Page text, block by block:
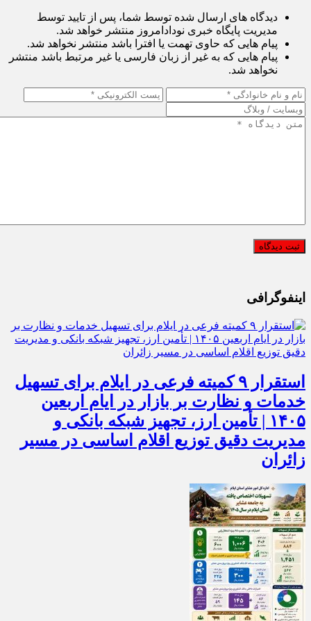
دیدگاه های ارسال شده توسط شما، پس از تایید توسط
مدیریت پایگاه خبری نودادامروز منتشر خواهد شد.
پیام هایی که حاوی تهمت یا افترا باشد منتشر نخواهد شد.
پیام هایی که به غیر از زبان فارسی یا غیر مرتبط باشد منتشر
نخواهد شد.
اینفوگرافی
استقرار ۹ کمیته فرعی در ایلام برای تسهیل
خدمات و نظارت بر بازار در ایام اربعین
۱۴۰۵ | تأمین ارز، تجهیز شبکه بانکی و
مدیریت دقیق توزیع اقلام اساسی در مسیر
زائران